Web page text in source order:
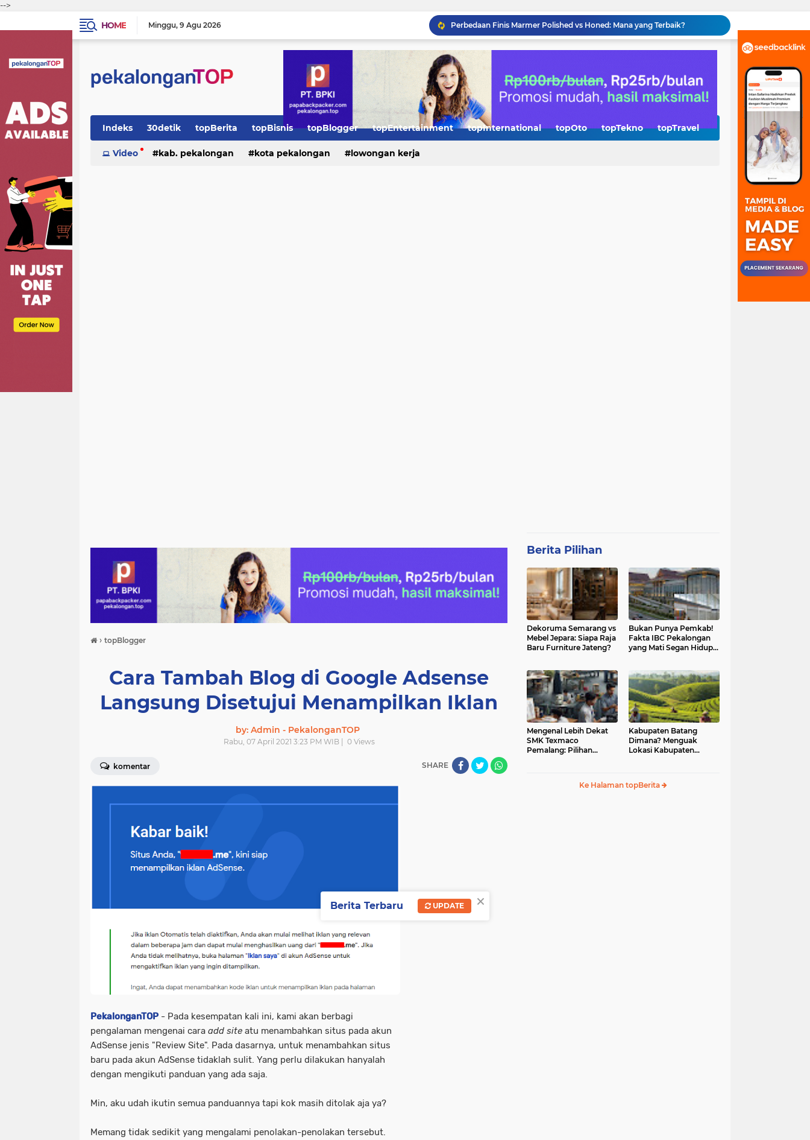
-->
HOME
Minggu 9 Agu 2026
Kenapa Jasa SEO Jogja Jadi Senjata Baru UMKM di Era AI? Ini Jawabannya
Pentingnya Kursus Bahasa Inggris untuk Semua Kalangan
Kategori Produk yang Tersedia di Aplikasi Reksadana
Berencana Honeymoon ke Korea? Temukan Keseruan Berburu Kuliner Muslim Friendly di Seoul
Penggunaan Genset di Perkotaan untuk Menjaga Stabilitas Daya
Indeks 30detik topBerita topBisnis topBlogger topEntertainment topInternational topOto topTekno topTravel
Video kab. pekalongan kota pekalongan lowongan kerja
› topBlogger
Cara Tambah Blog di Google Adsense
Langsung Disetujui Menampilkan Iklan
by: Admin - PekalonganTOP
Rabu, 07 April 2021 3:23 PM WIB | 0Views
komentar SHARE
PekalonganTOP - Pada kesempatan kali ini, kami akan berbagi
pengalaman mengenai cara add site atu menambahkan situs pada akun
AdSense jenis "Review Site". Pada dasarnya, untuk menambahkan situs
baru pada akun AdSense tidaklah sulit. Yang perlu dilakukan hanyalah
dengan mengikuti panduan yang ada saja.
Min, aku udah ikutin semua panduannya tapi kok masih ditolak aja ya?
Memang tidak sedikit yang mengalami penolakan-penolakan tersebut.
Berita Pilihan
Dekoruma Semarang vs
Mebel Jepara: Siapa Raja
Baru Furniture Jateng?
Bukan Punya Pemkab!
Fakta IBC Pekalongan
yang Mati Segan Hidup
Mengenal Lebih Dekat
SMK Texmaco
Pemalang: Pilihan
Kabupaten Batang
Dimana? Menguak
Lokasi Kabupaten
Ke Halaman topBerita
×
Berita Terbaru UPDATE